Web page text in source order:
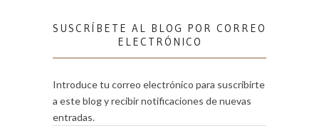
SUSCRÍBETE AL BLOG POR CORREO
ELECTRÓNICO
Introduce tu correo electrónico para suscribirte
a este blog y recibir notificaciones de nuevas
entradas.